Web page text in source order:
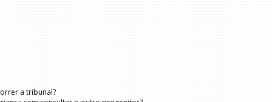
a tribunal?